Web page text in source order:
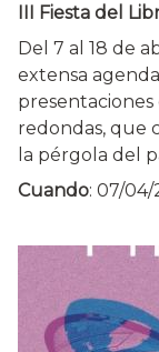
III Fiesta del
Del 7 al 18 de
extensa
presentaciones
redondas, que
la pérgola del
Cuando: 07/04/